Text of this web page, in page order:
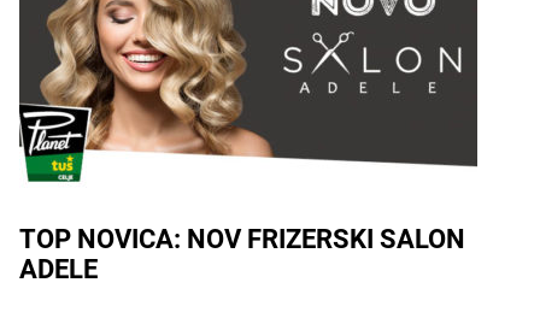
TOP NOVICA: NOV FRIZERSKI SALON
ADELE